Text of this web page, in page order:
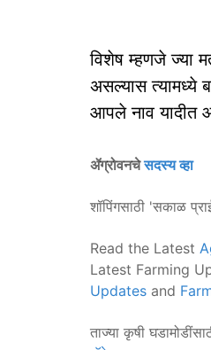
विशेष म्हणजे ज्या
असल्यास त्यामध्ये
आपले नाव यादीत
ॲग्रोवनचेसदस्य व्हा
शॉपिंगसाठी 'सकाळ
Read the Latest
Latest Farming
Updates and
ताज्या कृषी